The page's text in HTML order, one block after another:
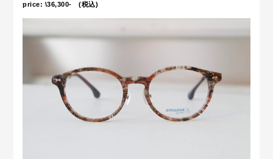
price: \36,300- (税込)